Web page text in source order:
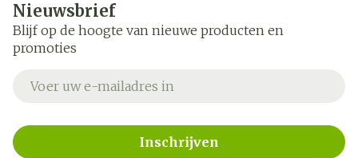
Nieuwsbrief
Blijf op de hoogte van nieuwe producten en
promoties
Inschrijven